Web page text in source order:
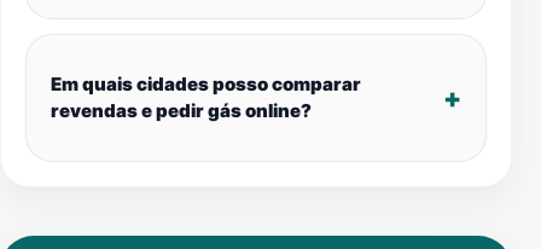
Em quais cidades posso comparar
revendas e pedir gás online?